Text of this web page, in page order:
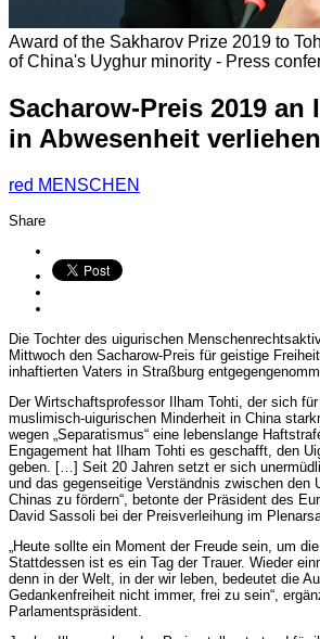
Award of the Sakharov Prize 2019 to
of China's Uyghur minority - Press
Sacharow-Preis 2019 an
in Abwesenheit verliehen
red MENSCHEN
Share
Die Tochter des uigurischen
Mittwoch den Sacharow-Preis für geistige
inhaftierten Vaters in Straßburg
Der Wirtschaftsprofessor Ilham Tohti, der sich
muslimisch-uigurischen Minderheit in China
wegen „Separatismus“ eine lebenslange
Engagement hat Ilham Tohti es geschafft, den
geben. […] Seit 20 Jahren setzt er sich
und das gegenseitige Verständnis zwischen den
Chinas zu fördern“, betonte der Präsident des
David Sassoli bei der Preisverleihung im
„Heute sollte ein Moment der Freude sein, um
Stattdessen ist es ein Tag der Trauer. Wieder
denn in der Welt, in der wir leben, bedeutet die
Gedankenfreiheit nicht immer, frei zu sein“,
Parlamentspräsident.